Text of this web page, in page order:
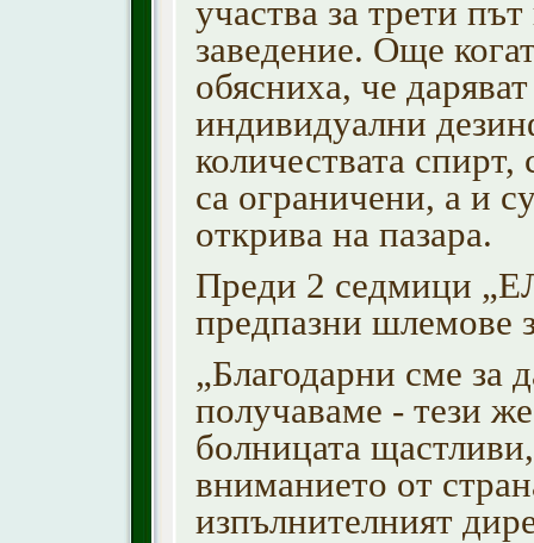
участва за трети
заведение. Още
обясниха, че
индивидуални
количествата
са ограничени, а и
открива на пазара.
Преди 2 седмици
предпазни шлемове
„Благодарни сме за
получаваме - тези
болницата
вниманието от
изпълнителният